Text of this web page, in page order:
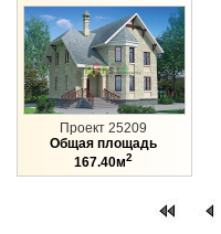
Проект 25209
Общая площадь
167.40м2